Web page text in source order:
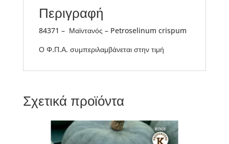
Περιγραφή
84371 – Μαϊντανός – Petroselinum crispum
Ο Φ.Π.Α. συμπεριλαμβάνεται στην τιμή
Σχετικά προϊόντα